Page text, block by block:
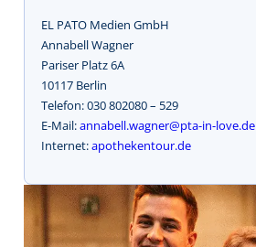
EL PATO Medien GmbH
Annabell Wagner
Pariser Platz 6A
10117 Berlin
Telefon: 030 802080 – 529
E-Mail:annabell.wagner@pta-in-love.de
Internet:apothekentour.de